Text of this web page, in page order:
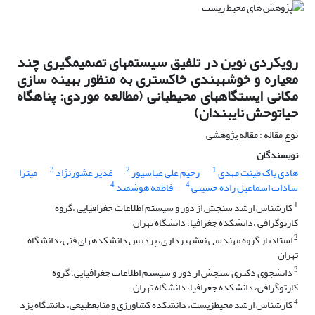
رویکردی نوین در تلفیق سیستمهای تصمیمگیری چند
معیاره و خوشهبندی خاکستری به منظور بهینه سازی
مکانی ایستگاههای محیطبانی (مطالعه موردی: پناهگاه
حیاتوحش نایبندان)
نوع مقاله : مقاله پژوهشی
نویسندگان
هادی پاک طینت مهدی1 رحیم علی عباسپور2 غدیر عشورنژاد 3 میترا
سادات اسماعیل زاده حسینی4 فاطمه هوشمند4
1کارشناس ارشد سنجش از دور و سیستم اطلاعات جغرافیایی ،گروه
کارتوگرافی ،دانشکده جغرافیا، دانشگاه تهران
2استادیار گروه مهندسی نقشهبرداری، پردیس دانشکدههای فنی، دانشگاه
تهران
3دانشجوی دکتری سنجش از دور و سیستم اطلاعات جغرافیایی، گروه
کارتوگرافی، دانشکده جغرافیا، دانشگاه تهران
4کارشناس ارشد محیطزیست، دانشکده کشاورزی و منابعطبیعی، دانشگاه یزد